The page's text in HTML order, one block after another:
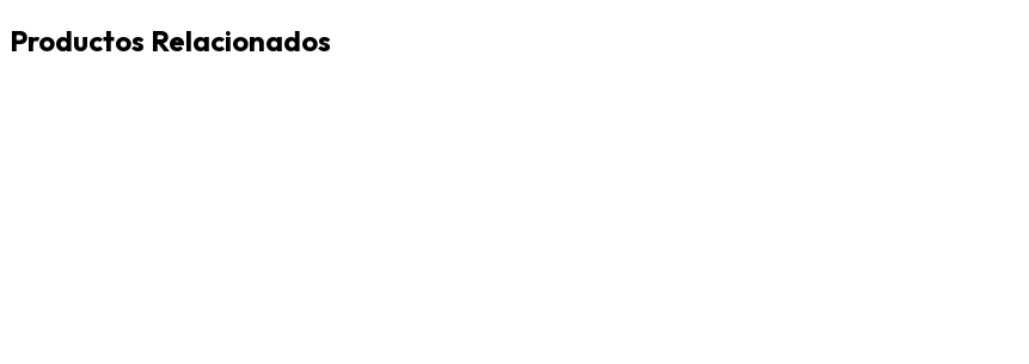
Productos Relacionados